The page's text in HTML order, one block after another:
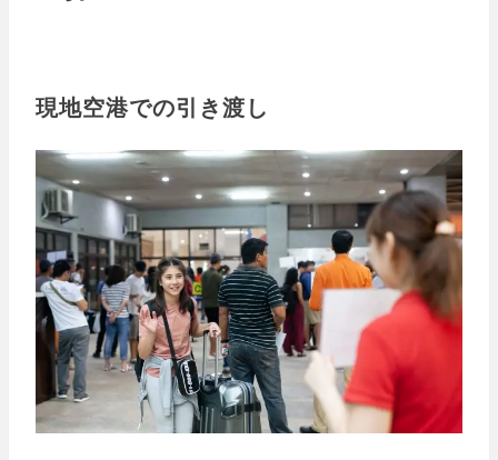
現地空港での引き渡し